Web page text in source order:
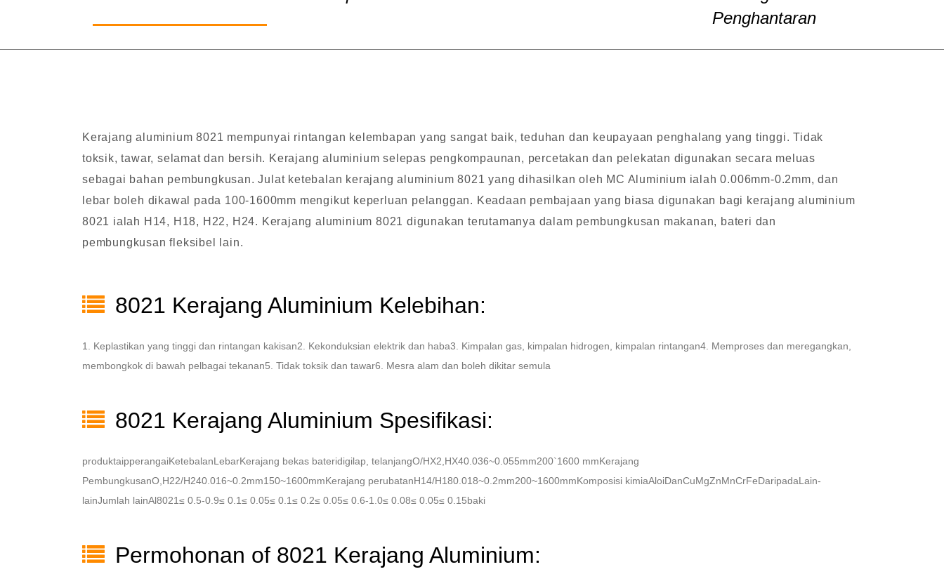
Penghantaran
Kerajang aluminium 8021 mempunyai rintangan kelembapan yang sangat baik, teduhan dan keupayaan penghalang yang tinggi. Tidak
toksik, tawar, selamat dan bersih. Kerajang aluminium selepas pengkompaunan, percetakan dan pelekatan digunakan secara meluas
sebagai bahan pembungkusan. Julat ketebalan kerajang aluminium 8021 yang dihasilkan oleh MC Aluminium ialah 0.006mm-0.2mm, dan
lebar boleh dikawal pada 100-1600mm mengikut keperluan pelanggan. Keadaan pembajaan yang biasa digunakan bagi kerajang aluminium
8021 ialah H14, H18, H22, H24. Kerajang aluminium 8021 digunakan terutamanya dalam pembungkusan makanan, bateri dan
pembungkusan fleksibel lain.
8021 Kerajang Aluminium Kelebihan:
1. Keplastikan yang tinggi dan rintangan kakisan2. Kekonduksian elektrik dan haba3. Kimpalan gas, kimpalan hidrogen, kimpalan rintangan4. Memproses dan meregangkan,
membongkok di bawah pelbagai tekanan5. Tidak toksik dan tawar6. Mesra alam dan boleh dikitar semula
8021 Kerajang Aluminium Spesifikasi:
produktaipperangaiKetebalanLebarKerajang bekas bateridigilap, telanjangO/HX2,HX40.036~0.055mm200`1600 mmKerajang
PembungkusanO,H22/H240.016~0.2mm150~1600mmKerajang perubatanH14/H180.018~0.2mm200~1600mmKomposisi kimiaAloiDanCuMgZnMnCrFeDaripadaLain-
lainJumlah lainAl8021≤ 0.5-0.9≤ 0.1≤ 0.05≤ 0.1≤ 0.2≤ 0.05≤ 0.6-1.0≤ 0.08≤ 0.05≤ 0.15baki
Permohonan of 8021 Kerajang Aluminium: